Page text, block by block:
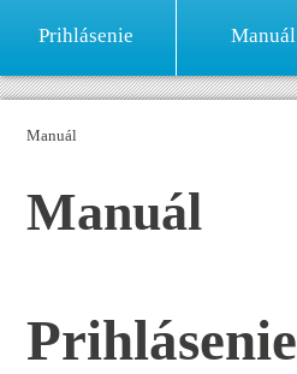
Prihlásenie Manuál
Manuál
Manuál
Prihlásenie